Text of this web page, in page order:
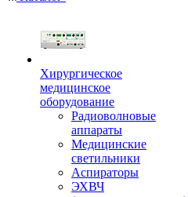
Хирургическое
медицинское
оборудование
Радиоволновые
аппараты
Медицинские
светильники
Аспираторы
ЭХВЧ